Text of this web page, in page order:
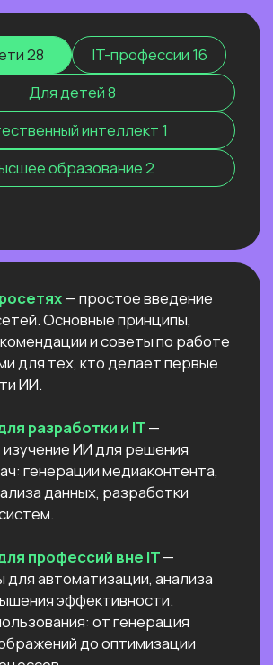
в 2−4 раза быстрее
и no-соde
— это
нейросетями, которое
в мощные ИИ-
рутину,
детей 8
2
Вайб-кодинг